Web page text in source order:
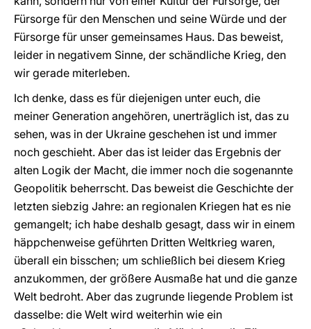
Fürsorge für den Menschen und seine Würde und der
Fürsorge für unser gemeinsames Haus. Das beweist,
leider in negativem Sinne, der schändliche Krieg, den
wir gerade miterleben.
Ich denke, dass es für diejenigen unter euch, die
meiner Generation angehören, unerträglich ist, das zu
sehen, was in der Ukraine geschehen ist und immer
noch geschieht. Aber das ist leider das Ergebnis der
alten Logik der Macht, die immer noch die sogenannte
Geopolitik beherrscht. Das beweist die Geschichte der
letzten siebzig Jahre: an regionalen Kriegen hat es nie
gemangelt; ich habe deshalb gesagt, dass wir in einem
häppchenweise geführten Dritten Weltkrieg waren,
überall ein bisschen; um schließlich bei diesem Krieg
anzukommen, der größere Ausmaße hat und die ganze
Welt bedroht. Aber das zugrunde liegende Problem ist
dasselbe: die Welt wird weiterhin wie ein